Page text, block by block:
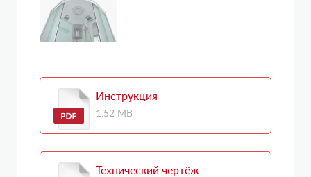
Инструкция
1.52 MB
Технический чертёж